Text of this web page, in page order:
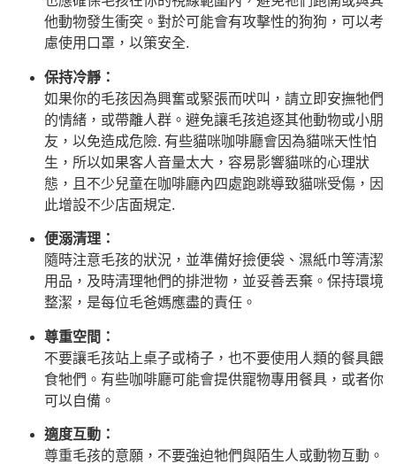
他動物發生衝突。對於可能會有攻擊性的狗狗，可以考
慮使用口罩，以策安全.
保持冷靜：
如果你的毛孩因為興奮或緊張而吠叫，請立即安撫牠們
的情緒，或帶離人群。避免讓毛孩追逐其他動物或小朋
友，以免造成危險. 有些貓咪咖啡廳會因為貓咪天性怕
生，所以如果客人音量太大，容易影響貓咪的心理狀
態，且不少兒童在咖啡廳內四處跑跳導致貓咪受傷，因
此增設不少店面規定.
便溺清理：
隨時注意毛孩的狀況，並準備好撿便袋、濕紙巾等清潔
用品，及時清理牠們的排泄物，並妥善丟棄。保持環境
整潔，是每位毛爸媽應盡的責任。
尊重空間：
不要讓毛孩站上桌子或椅子，也不要使用人類的餐具餵
食牠們。有些咖啡廳可能會提供寵物專用餐具，或者你
可以自備。
適度互動：
尊重毛孩的意願，不要強迫牠們與陌生人或動物互動。